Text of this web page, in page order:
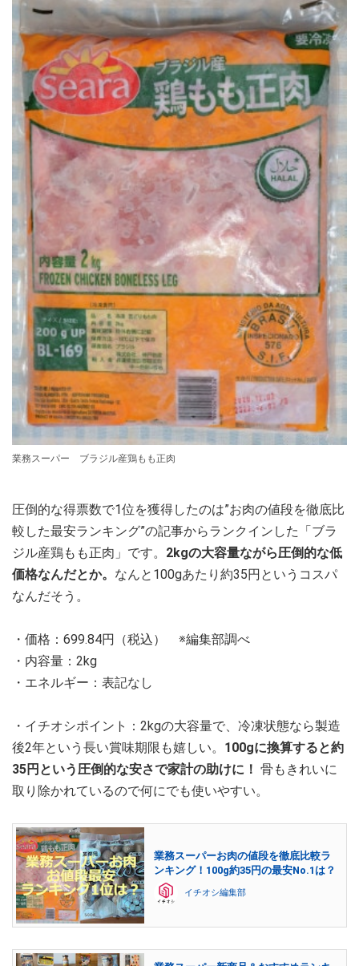
業務スーパー ブラジル産鶏もも正肉
圧倒的な得票数で1位を獲得したのは”お肉の値段を徹底比
較した最安ランキング”の記事からランクインした「ブラ
ジル産鶏もも正肉」です。 2kgの大容量ながら圧倒的な低
価格なんだとか。 なんと100gあたり約35円というコスパ
なんだそう。
・価格：699.84円（税込） ※編集部調べ
・内容量：2kg
・エネルギー：表記なし
・イチオシポイント：2kgの大容量で、冷凍状態なら製造
後2年という長い賞味期限も嬉しい。 100gに換算すると約
35円という圧倒的な安さで家計の助けに！ 骨もきれいに
取り除かれているので何にでも使いやすい。
業務スーパーお肉の値段を徹底比較ラ
ンキング！100g約35円の最安No.1は？
イチオシ編集部